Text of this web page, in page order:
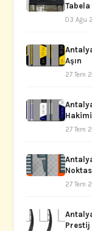
03 Ağu
Aşın
27 Tem
27 Tem
27 Tem
Prestij